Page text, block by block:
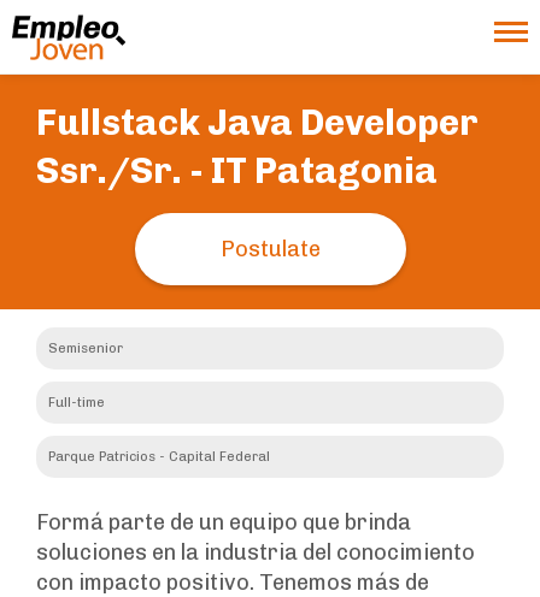
Fullstack Java Developer
Ssr./Sr. - IT Patagonia
Postulate
Semisenior
Full-time
Parque Patricios - Capital Federal
Formá parte de un equipo que brinda
soluciones en la industria del conocimiento
con impacto positivo. Tenemos más de